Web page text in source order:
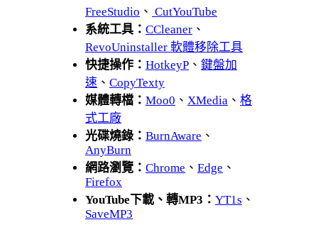
FreeStudio 、 CutYouTube
系統工具： CCleaner 、
RevoUninstaller 軟體移除工具
快捷操作： HotkeyP 、 鍵盤加
速 、 CopyTexty
媒體轉檔： Moo0 、 XMedia 、 格
式工廠
光碟燒錄： BurnAware 、
AnyBurn
網路瀏覽： Chrome 、 Edge 、
Firefox
YouTube下載、轉MP3： YT1s 、
SaveMP3